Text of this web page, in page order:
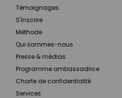
Témoignages
S'inscrire
Méthode
Qui sommes-nous
Presse & médias
Programme ambassadrice
Charte de confidentialité
Services